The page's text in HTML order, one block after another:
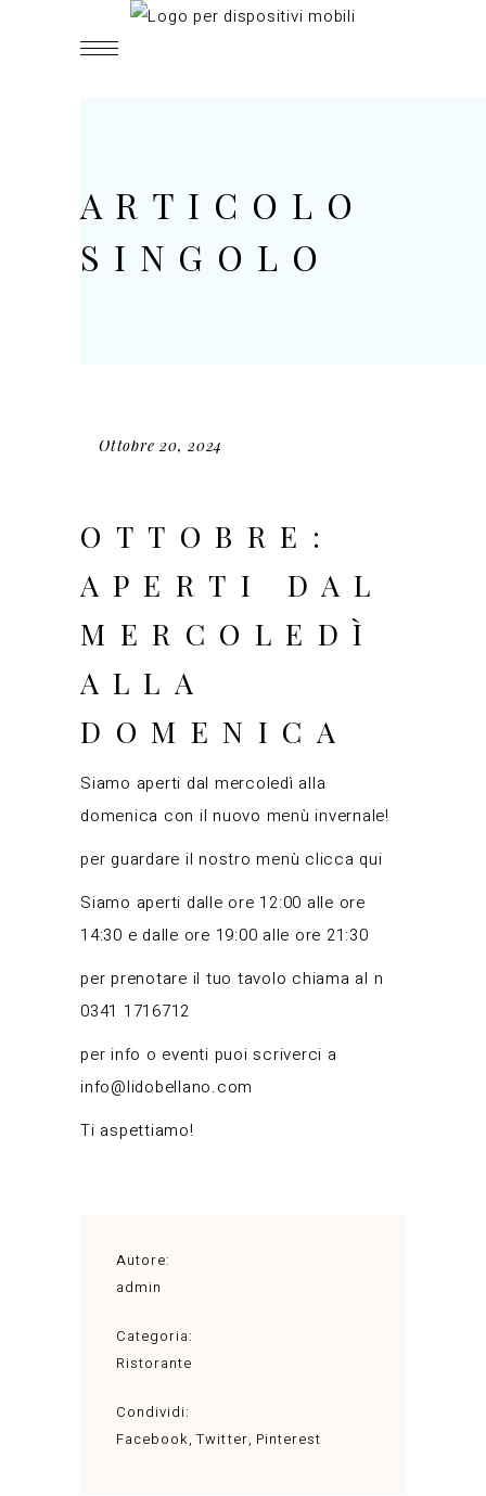
ARTICOLO
SINGOLO
Ottobre 20, 2024
OTTOBRE:
APERTI DAL
MERCOLEDÌ
ALLA
DOMENICA
Siamo aperti dal mercoledì alla
domenica con il nuovo menù invernale!
per guardare il nostro menù clicca qui
Siamo aperti dalle ore 12:00 alle ore
14:30 e dalle ore 19:00 alle ore 21:30
per prenotare il tuo tavolo chiama al n
0341 1716712
per info o eventi puoi scriverci a
info@lidobellano.com
Ti aspettiamo!
Autore:
admin
Categoria:
Ristorante
Condividi:
Facebook Twitter Pinterest